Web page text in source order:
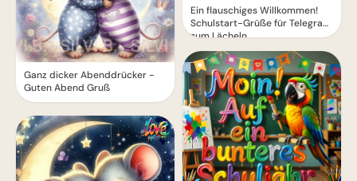
Ganz dicker Abenddrücker -
Guten Abend Gruß
Ein flauschiges Willkommen!
Schulstart-Grüße für Telegram
zum Lächeln